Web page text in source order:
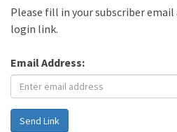
Please fill in your subscriber
login link.
Email Address:
Send Link